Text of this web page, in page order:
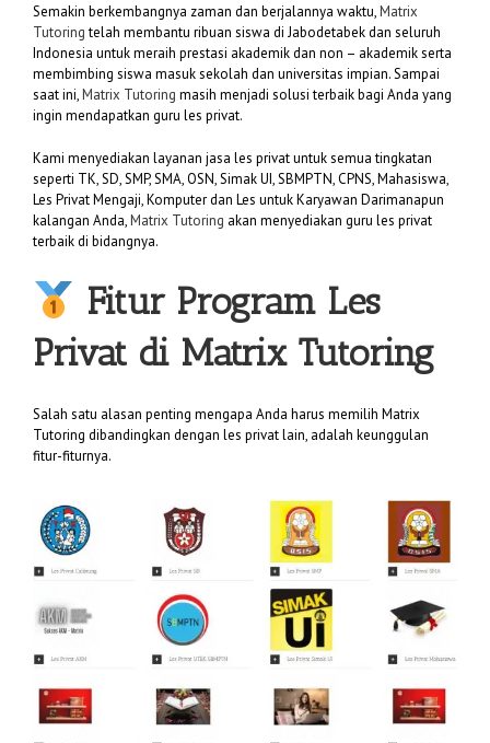
Semakin berkembangnya zaman dan berjalannya waktu,Matrix
Tutoringtelah membantu ribuan siswa di Jabodetabek dan seluruh
Indonesia untuk meraih prestasi akademik dan non – akademik serta
membimbing siswa masuk sekolah dan universitas impian. Sampai
saat ini,Matrix Tutoring masih menjadi solusi terbaik bagi Anda yang
ingin mendapatkan guru les privat.
Kami menyediakan layanan jasa les privat untuk semua tingkatan
seperti TK, SD, SMP, SMA, OSN, Simak UI, SBMPTN, CPNS, Mahasiswa,
Les Privat Mengaji, Komputer dan Les untuk Karyawan Darimanapun
kalangan Anda,Matrix Tutoring akan menyediakan guru les privat
terbaik di bidangnya.
Fitur Program Les
Privat di Matrix Tutoring
Salah satu alasan penting mengapa Anda harus memilih Matrix
Tutoring dibandingkan dengan les privat lain, adalah keunggulan
fitur-fiturnya.